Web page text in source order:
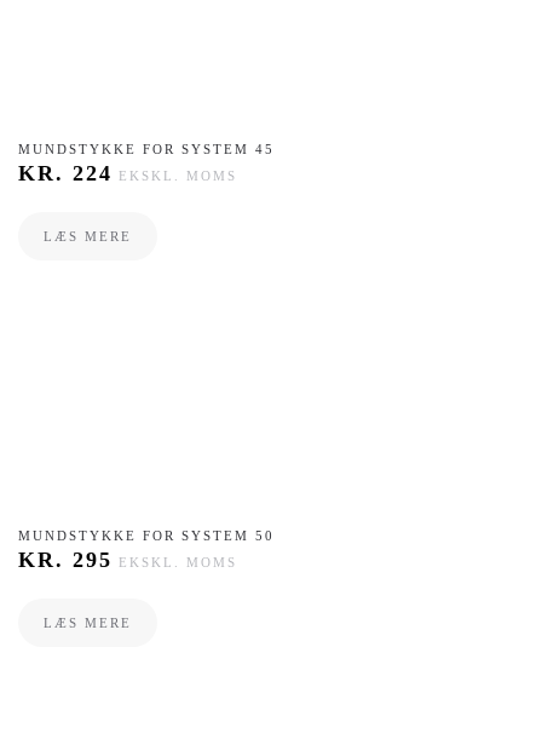
​MUNDSTYKKE FOR SYSTEM 45
KR. 224 EKSKL. MOMS
LÆS MERE
MUNDSTYKKE FOR SYSTEM 50
KR. 295 EKSKL. MOMS
LÆS MERE